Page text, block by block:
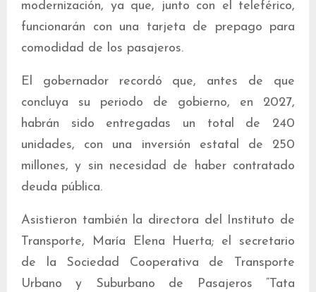
modernización, ya que, junto con el teleférico,
funcionarán con una tarjeta de prepago para
comodidad de los pasajeros.
El gobernador recordó que, antes de que
concluya su periodo de gobierno, en 2027,
habrán sido entregadas un total de 240
unidades, con una inversión estatal de 250
millones, y sin necesidad de haber contratado
deuda pública.
Asistieron también la directora del Instituto de
Transporte, María Elena Huerta; el secretario
de la Sociedad Cooperativa de Transporte
Urbano y Suburbano de Pasajeros “Tata